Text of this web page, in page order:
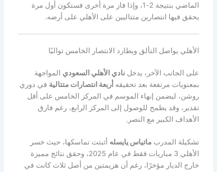
الماضي بنتيجة 2-1، وإذا فاز مرة أخرى فستكون أول مرة
يحقق فيها انتصارين متتاليين على الأهلي على أرضه.
الأهلي يواصل التألق ويطارد الانتصار الخامس تواليًا
على الجانب الآخر، يدخلنادي الأهلي السعودي المواجهة
بمعنويات مرتفعة بعد تحقيقه أربعة انتصارات متتالية في دوري
روشن، ليضمن إنهاء الموسم في المركز الخامس على أقل
تقدير، وقد يطمح للوصول إلى المركز الرابع، رغم فارق
الأهداف الكبير مع النصر.
تشكيلة المدربماتياس يايسله أثبتت تماسكها، حيث خسر
الأهلي 3 مباريات فقط في عام 2025، وحقق نتائج مميزة
خارج الديار مؤخرًا، رغم أن هزيمتين من أصل ثلاث كانت في